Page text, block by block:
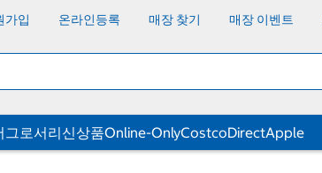
가입 온라인등록 매장 찾기 매장 이벤트
그로서리신상품Online-OnlyCostcoDirectApple